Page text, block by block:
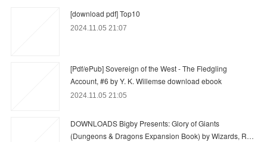
[download pdf] Top10
2024.11.05 21:07
[Pdf/ePub] Sovereign of the West - The Fledgling
Account, #6 by Y. K. Willemse download ebook
2024.11.05 21:05
DOWNLOADS Bigby Presents: Glory of Giants
(Dungeons & Dragons Expansion Book) by Wizards, R…